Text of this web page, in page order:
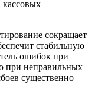
сокращает
стабильную
ошибок при
при неправильных
существенно